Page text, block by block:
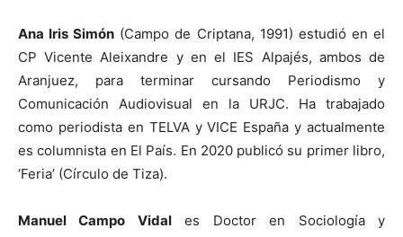
Ana Iris Simón (Campo de Criptana, 1991) estudió en el
CP Vicente Aleixandre y en el IES Alpajés, ambos de
Aranjuez, para terminar cursando Periodismo y
Comunicación Audiovisual en la URJC. Ha trabajado
como periodista en TELVA y VICE España y actualmente
es columnista en El País. En 2020 publicó su primer libro,
‘Feria’ (Círculo de Tiza).
Manuel Campo Vidales Doctor en Sociología y